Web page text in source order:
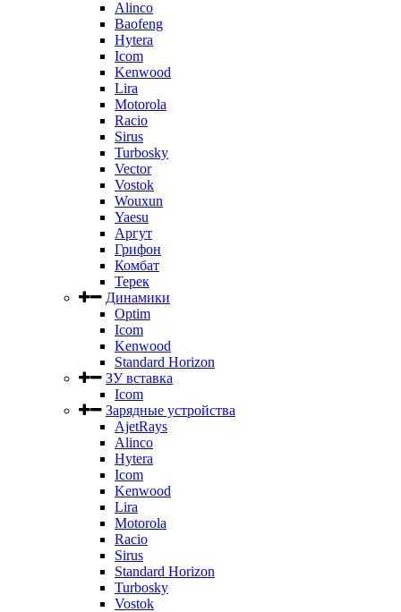
Alinco
Baofeng
Hytera
Icom
Kenwood
Lira
Motorola
Racio
Sirus
Turbosky
Vector
Vostok
Wouxun
Yaesu
Аргут
Грифон
Комбат
Терек
Динамики
Optim
Icom
Kenwood
Standard Horizon
ЗУ вставка
Icom
Зарядные устройства
AjetRays
Alinco
Hytera
Icom
Kenwood
Lira
Motorola
Racio
Sirus
Standard Horizon
Turbosky
Vostok